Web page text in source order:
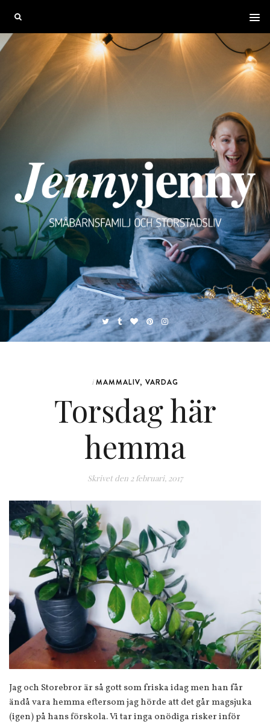
i MAMMALIV, VARDAG
Torsdag här
hemma
Skrivet den 2 februari, 2017
Jag och Storebror är så gott som friska idag men han får
ändå vara hemma eftersom jag hörde att det går magsjuka
(igen) på hans förskola. Vi tar inga onödiga risker inför